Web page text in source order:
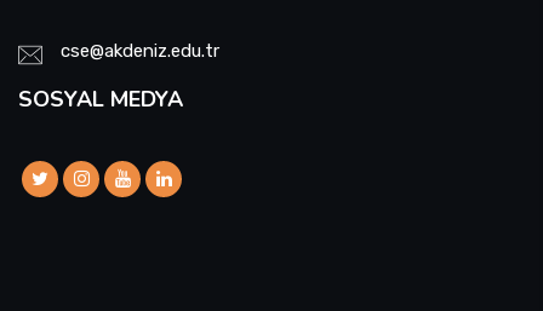
cse@akdeniz.edu.tr
SOSYAL MEDYA